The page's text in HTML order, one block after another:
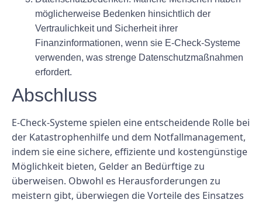
möglicherweise Bedenken hinsichtlich der
Vertraulichkeit und Sicherheit ihrer
Finanzinformationen, wenn sie E-Check-Systeme
verwenden, was strenge Datenschutzmaßnahmen
erfordert.
Abschluss
E-Check-Systeme spielen eine entscheidende Rolle bei
der Katastrophenhilfe und dem Notfallmanagement,
indem sie eine sichere, effiziente und kostengünstige
Möglichkeit bieten, Gelder an Bedürftige zu
überweisen. Obwohl es Herausforderungen zu
meistern gibt, überwiegen die Vorteile des Einsatzes